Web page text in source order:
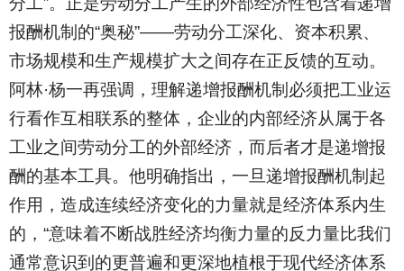
报酬机制的“奥秘”——劳动分工深化、资本积累、
市场规模和生产规模扩大之间存在正反馈的互动。
阿林·杨一再强调，理解递增报酬机制必须把工业运
行看作互相联系的整体，企业的内部经济从属于各
工业之间劳动分工的外部经济，而后者才是递增报
酬的基本工具。他明确指出，一旦递增报酬机制起
作用，造成连续经济变化的力量就是经济体系内生
的，“意味着不断战胜经济均衡力量的反力量比我们
通常意识到的更普遍和更深地植根于现代经济体系